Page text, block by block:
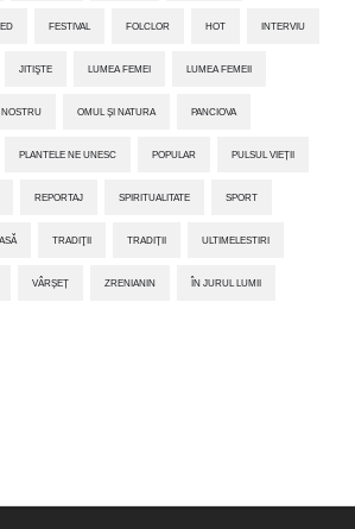
FESTIVAL FOLCLOR HOT INTERVIU
JITIŞTE LUMEA FEMEI LUMEA FEMEII
NOSTRU OMUL ȘI NATURA PANCIOVA
PLANTELE NE UNESC POPULAR PULSUL VIEȚII
REPORTAJ SPIRITUALITATE SPORT
TRADIŢII TRADIȚII ULTIMELESTIRI
VÂRȘEȚ ZRENIANIN ÎN JURUL LUMII